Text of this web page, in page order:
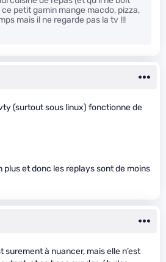
petit gamin mange macdo, pizza,
mais il ne regarde pas la tv !!!
(surtout sous linux) fonctionne de
plus et donc les replays sont de moins
surement à nuancer, mais elle n’est